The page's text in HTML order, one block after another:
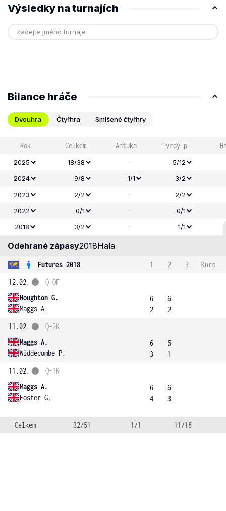
Výsledky na turnajích
Bilance hráče
Dvouhra Čtyřhra Smíšené čtyřhry
Rok Celkem Antuka Tvrdý p.
2025 18/38 - 5/12
2024
9/8 1/1 3/2
2023
2/2 -
2/2
2022
0/1 -
0/1
2018
3/2 - 1/1
Odehrané zápasy2018Hala
Futures 2018 1 2 3
Kurs
12.02.
Houghton G.
Maggs A.
Q-OF
6
2
6
2
11.02.
Maggs A.
Widdecombe P.
Q-2K
6
3
6
1
11.02.
Maggs A.
Foster G.
Q-1K
6
4
6
3
Celkem 32/51 1/1 11/18